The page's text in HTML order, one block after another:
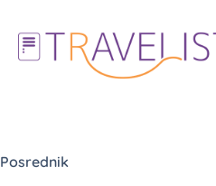
Posrednik